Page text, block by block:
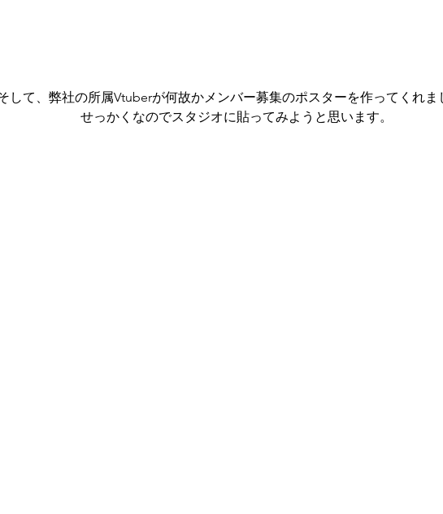
して、弊社の所属Vtuberが何故かメンバー募集のポスターを作ってくれま
せっかくなのでスタジオに貼ってみようと思います。